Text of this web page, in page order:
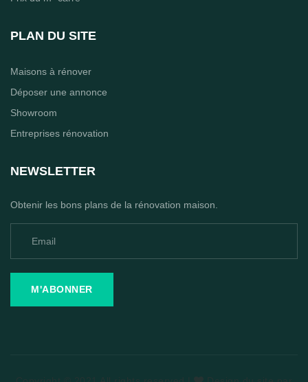
PLAN DU SITE
Maisons à rénover
Déposer une annonce
Showroom
Entreprises rénovation
NEWSLETTER
Obtenir les bons plans de la rénovation maison.
M'ABONNER